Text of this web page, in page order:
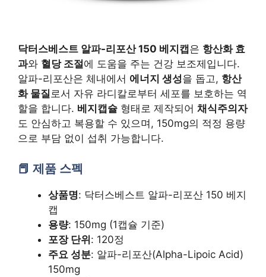
닥터스베스트 알파-리포산 150 베지캡 은 항산화 효
과와 혈당 조절에 도움을 주는 건강 보조제입니다.
알파-리포산은 체내에서 에너지 생성을 돕고, 항산
화 물질로서 자유 라디칼로부터 세포를 보호하는 역
할을 합니다. 베지캡슐 형태로 제작되어 채식주의자
도 안심하고 복용할 수 있으며, 150mg의 적정 용량
으로 부담 없이 섭취 가능합니다.
제품 스펙
상품명: 닥터스베스트 알파-리포산 150 베지
캡
용량: 150mg (1캡슐 기준)
포장 단위: 120정
주요 성분: 알파-리포산(Alpha-Lipoic Acid)
150mg